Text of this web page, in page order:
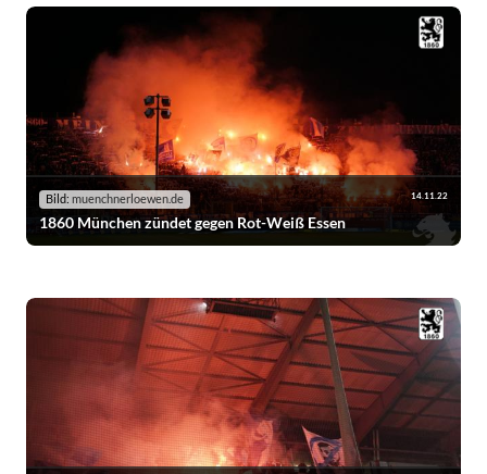
Bild: muenchnerloewen.de 14.11.22
1860 München zündet gegen Rot-Weiß Essen